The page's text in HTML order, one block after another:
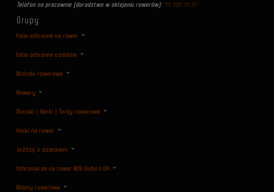
Telefon na pracownie (doradztwo w oklejaniu rowerów): 33 300 33 97
Grupy
Folie ochronne na rower
Folie ochronne ozdobne
Błotniki rowerowe
Rowery
Plecaki | Nerki | Torby rowerowe
Kaski na rower
Jeździj z dzieckiem
Ochraniacze na rower MTB Enduro DH
Bidony rowerowe